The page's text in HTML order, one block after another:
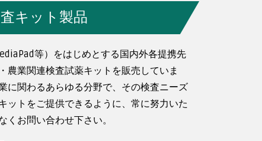
キット製品
等）をはじめとする国内外各提携先
農業関連検査試薬キットを販売していま
に関わるあらゆる分野で、その検査ニーズ
ットをご提供できるように、常に努力いた
くお問い合わせ下さい。